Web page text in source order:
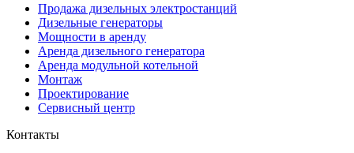
Продажа дизельных электростанций
Дизельные генераторы
Мощности в аренду
Аренда дизельного генератора
Аренда модульной котельной
Монтаж
Проектирование
Сервисный центр
Контакты